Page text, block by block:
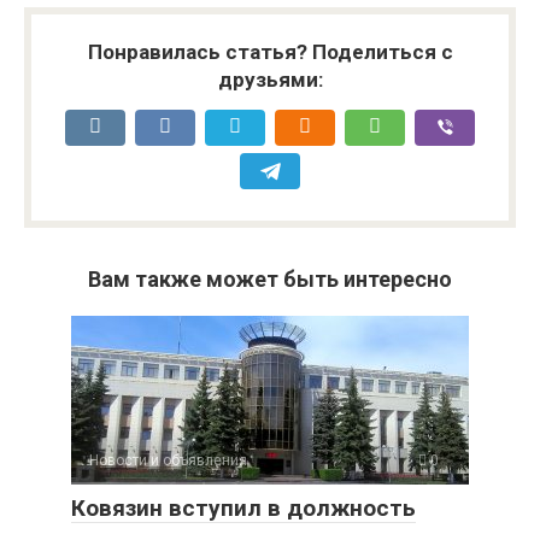
ноября
Александр
Московской области
Понравилась статья? Поделиться с
друзьями:
Вам также может быть интересно
Новости и объявления 0
Ковязин вступил в должность